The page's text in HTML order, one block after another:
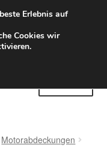
EUR
16 Uhr
Motorabdeckungen
Erlebnis auf
Cookies wir